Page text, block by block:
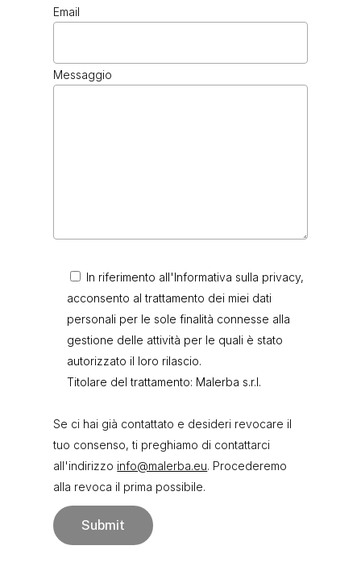
Email
Messaggio
In riferimento all'Informativa sulla privacy,
acconsento al trattamento dei miei dati
personali per le sole finalità connesse alla
gestione delle attività per le quali è stato
autorizzato il loro rilascio.
Titolare del trattamento: Malerba s.r.l.
Se ci hai già contattato e desideri revocare il
tuo consenso, ti preghiamo di contattarci
all'indirizzo info@malerba.eu. Procederemo
alla revoca il prima possibile.